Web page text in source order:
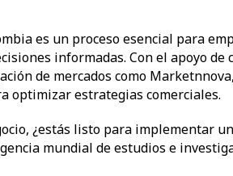
es un proceso esencial para
informadas. Con el apoyo de
de mercados como
optimizar estrategias comerciales.
¿estás listo para implementar
mundial de estudios e